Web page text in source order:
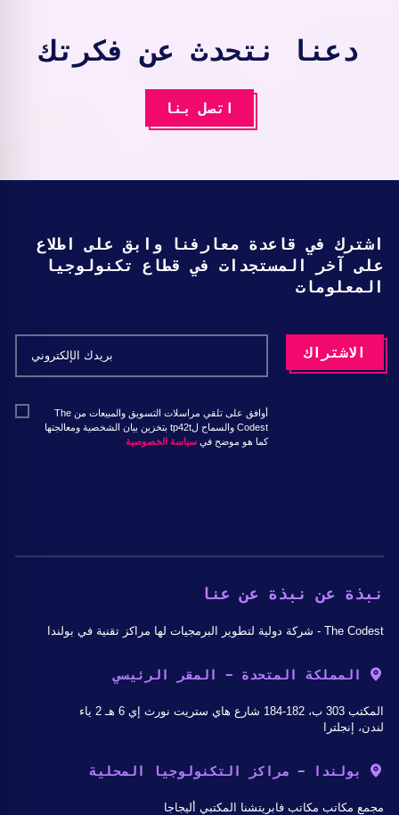
دعنا نتحدث عن فكرتك
اتصل بنا
اشترك في قاعدة معارفنا وابق على اطلاع
على آخر المستجدات في قطاع تكنولوجيا
المعلومات
أوافق على تلقي مراسلات التسويق والمبيعات من The
Codest والسماح لtp42t بتخزين بيان الشخصية ومعالجتها
كما هو موضح في سياسة الخصوصية
نبذة عن نبذة عن عنا
The Codest - شركة دولية لتطوير البرمجيات لها مراكز تقنية في بولندا
المملكة المتحدة - المقر الرئيسي
المكتب 303 ب، 182-184 شارع هاي ستريت نورث إي 6 هـ 2 ياء
لندن، إنجلترا
بولندا - مراكز التكنولوجيا المحلية
مجمع مكاتب مكاتب فابريتشنا المكتبي أليجاجا